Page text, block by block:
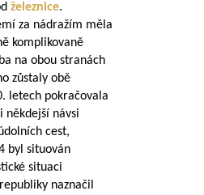
železnice.
za nádražím měla
komplikovaně
na obou stranách
zůstaly obě
letech pokračovala
někdejší návsi
cest,
byl situován
situaci
naznačil